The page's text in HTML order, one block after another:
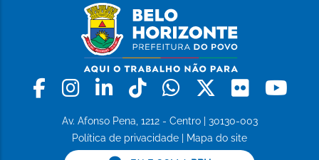
Facebook
Instagram
LinkedinTiktokWhatsapp
X Flickr
Av. Afonso Pena, 1212 - Centro | 30130-003
Política de privacidade
Mapa do site